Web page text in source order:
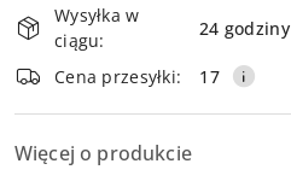
i
dostawa
Wysyłka w
ciągu:
24 godziny
Cena przesyłki: 17
Więcej o produkcie